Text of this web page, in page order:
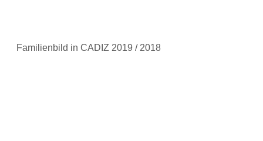
Familienbild in CADIZ 2019 / 2018